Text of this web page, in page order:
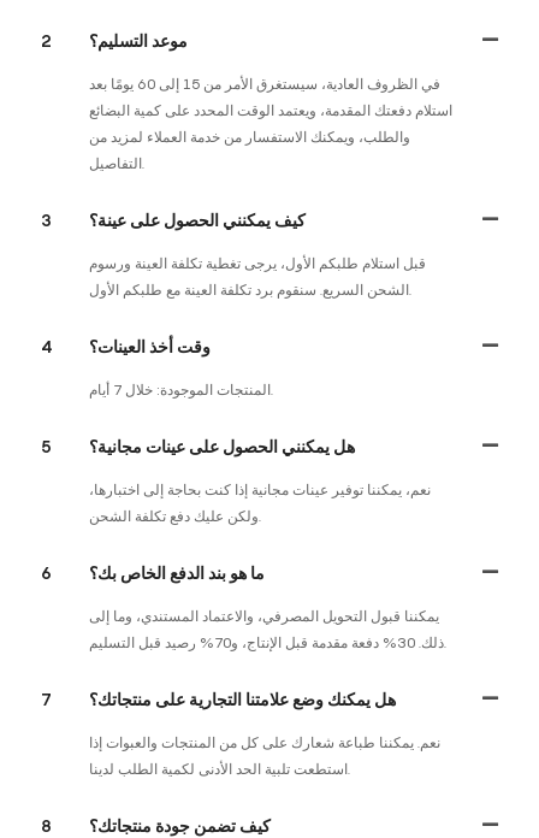
2 موعد التسليم؟
في الظروف العادية، سيستغرق الأمر من 15 إلى 60 يومًا بعد
استلام دفعتك المقدمة، ويعتمد الوقت المحدد على كمية البضائع
والطلب، ويمكنك الاستفسار من خدمة العملاء لمزيد من
التفاصيل.
3 كيف يمكنني الحصول على عينة؟
قبل استلام طلبكم الأول، يرجى تغطية تكلفة العينة ورسوم
الشحن السريع. سنقوم برد تكلفة العينة مع طلبكم الأول.
4 وقت أخذ العينات؟
المنتجات الموجودة: خلال 7 أيام.
5 هل يمكنني الحصول على عينات مجانية؟
نعم، يمكننا توفير عينات مجانية إذا كنت بحاجة إلى اختبارها،
ولكن عليك دفع تكلفة الشحن.
6 ما هو بند الدفع الخاص بك؟
يمكننا قبول التحويل المصرفي، والاعتماد المستندي، وما إلى
ذلك. 30% دفعة مقدمة قبل الإنتاج، و70% رصيد قبل التسليم.
7 هل يمكنك وضع علامتنا التجارية على منتجاتك؟
نعم. يمكننا طباعة شعارك على كل من المنتجات والعبوات إذا
استطعت تلبية الحد الأدنى لكمية الطلب لدينا.
8 كيف تضمن جودة منتجاتك؟